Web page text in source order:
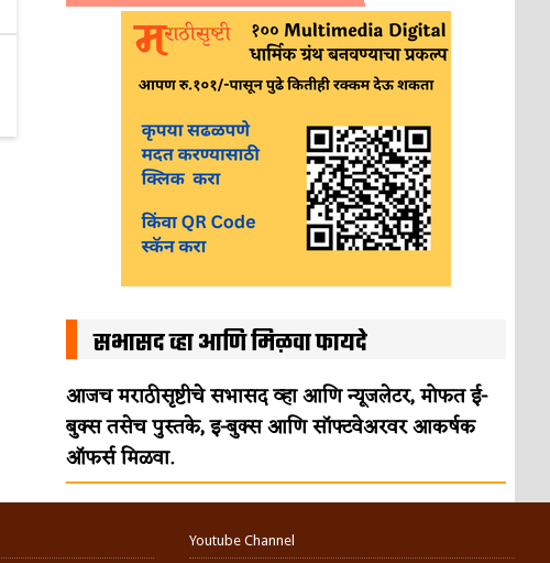
सभासद व्हा आणि मिळवा फायदे
आजच मराठीसृष्टीचे सभासद व्हा आणि न्यूजलेटर, मोफत ई-
बुक्स तसेच पुस्तके, इ-बुक्स आणि सॉफ्टवेअरवर आकर्षक
ऑफर्स मिळवा.
Youtube Channel